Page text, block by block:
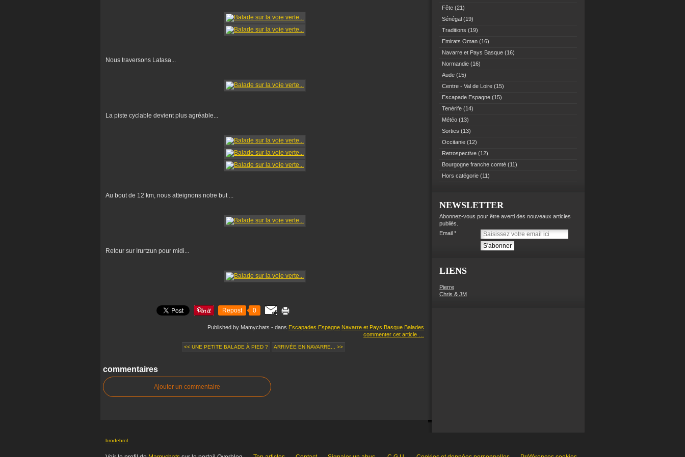
Nous traversons Latasa...
La piste cyclable devient plus agréable...
Au bout de 12 km, nous atteignons notre but ...
Retour sur Irurtzun pour midi...
Repost 0
Published by Mamychats - dans Escapades Espagne Navarre et Pays Basque Balades
commenter cet article
<< UNE PETITE BALADE À PIED ? ARRIVÉE EN NAVARRE... >>
commentaires
Ajouter un commentaire
Fête (21)
Sénégal (19)
Traditions (19)
Emirats Oman (16)
Navarre et Pays Basque (16)
Normandie (16)
Aude (15)
Centre - Val de Loire (15)
Escapade Espagne (15)
Tenérife (14)
Météo (13)
Sorties (13)
Occitanie (12)
Retrospective (12)
Bourgogne franche comté (11)
Hors catégorie (11)
NEWSLETTER
Abonnez-vous pour être averti des nouveaux articles
publiés.
Email
LIENS
Pierre
Chris & JM
brodebrol